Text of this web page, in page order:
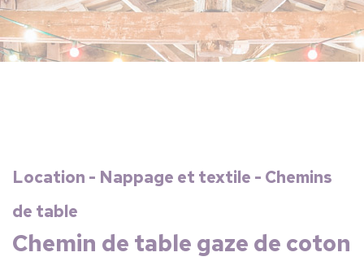
Location - Nappage et textile - Chemins
de table
Chemin de table gaze de coton